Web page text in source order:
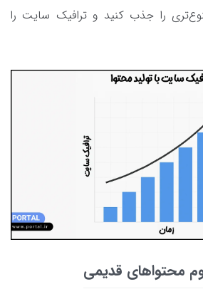
را جذب کنید و ترافیک سایت را